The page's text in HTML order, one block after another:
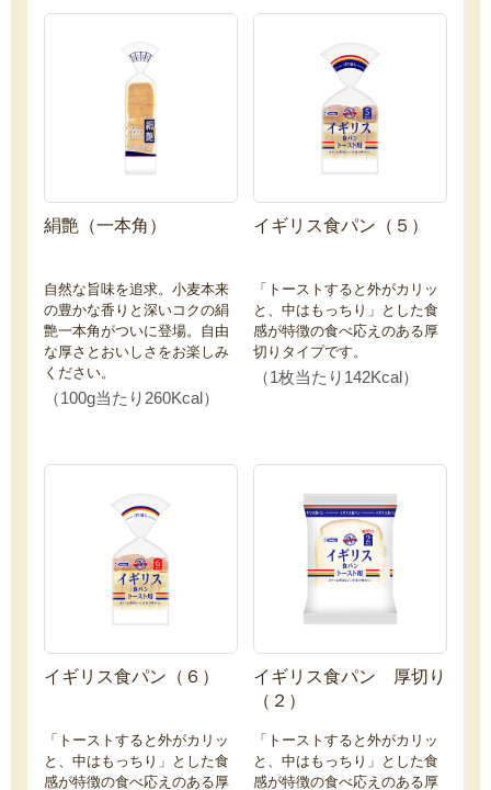
絹艶（一本角）
自然な旨味を追求。小麦本来
の豊かな香りと深いコクの絹
艶一本角がついに登場。自由
な厚さとおいしさをお楽しみ
ください。
（100g当たり260Kcal）
イギリス食パン（５）
「トーストすると外がカリッ
と、中はもっちり」とした食
感が特徴の食べ応えのある厚
切りタイプです。
（1枚当たり142Kcal）
イギリス食パン（６）
「トーストすると外がカリッ
と、中はもっちり」とした食
感が特徴の食べ応えのある厚
イギリス食パン 厚切り
（２）
「トーストすると外がカリッ
と、中はもっちり」とした食
感が特徴の食べ応えのある厚